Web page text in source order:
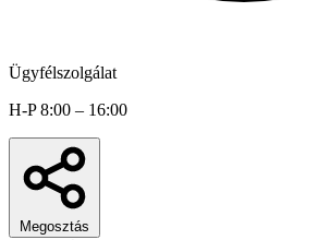
Ügyfélszolgálat
H-P 8:00 – 16:00
Megosztás